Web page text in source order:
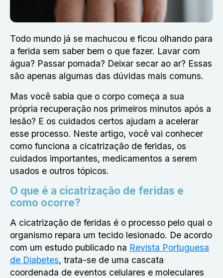
Todo mundo já se machucou e ficou olhando para
a ferida sem saber bem o que fazer. Lavar com
água? Passar pomada? Deixar secar ao ar? Essas
são apenas algumas das dúvidas mais comuns.
Mas você sabia que o corpo começa a sua
própria recuperação nos primeiros minutos após a
lesão? E os cuidados certos ajudam a acelerar
esse processo. Neste artigo, você vai conhecer
como funciona a cicatrização de feridas, os
cuidados importantes, medicamentos a serem
usados e outros tópicos.
O que é a cicatrização de feridas e
como ocorre?
A cicatrização de feridas é o processo pelo qual o
organismo repara um tecido lesionado. De acordo
com um estudo publicado na Revista Portuguesa
de Diabetes, trata-se de uma cascata
coordenada de eventos celulares e moleculares